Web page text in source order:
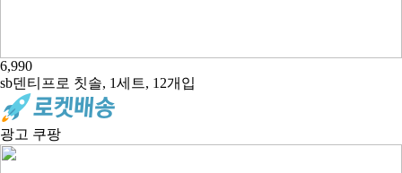
6,990
sb덴티프로 칫솔, 1세트, 12개입
광고 쿠팡